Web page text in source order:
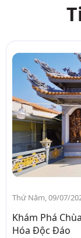
Thứ Năm, 09/07/
Khám Phá
Hóa Độc Đáo